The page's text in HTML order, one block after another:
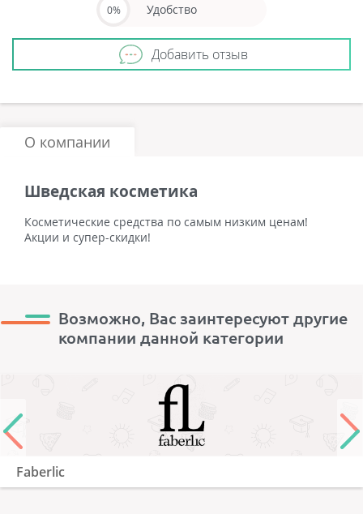
0% Удобство
Добавить отзыв
О компании
Шведская косметика
Косметические средства по самым низким ценам!
Акции и супер-скидки!
Возможно, Вас заинтересуют другие
компании данной категории
Faberlic